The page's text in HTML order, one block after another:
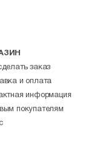
заказ
и оплата
информация
покупателям